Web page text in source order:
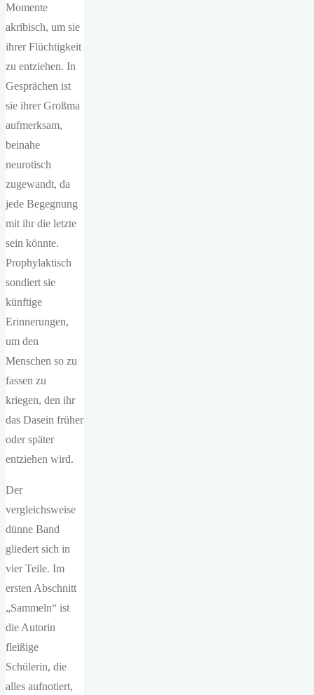
Momente
akribisch, um sie
ihrer Flüchtigkeit
zu entziehen. In
Gesprächen ist
sie ihrer Großma
aufmerksam,
beinahe
neurotisch
zugewandt, da
jede Begegnung
mit ihr die letzte
sein könnte.
Prophylaktisch
sondiert sie
künftige
Erinnerungen,
um den
Menschen so zu
fassen zu
kriegen, den ihr
das Dasein früher
oder später
entziehen wird.
Der
vergleichsweise
dünne Band
gliedert sich in
vier Teile. Im
ersten Abschnitt
„Sammeln“ ist
die Autorin
fleißige
Schülerin, die
alles aufnotiert,